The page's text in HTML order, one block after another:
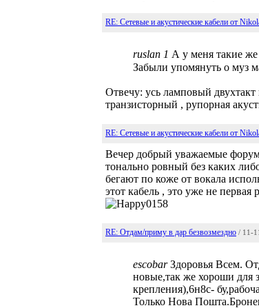
RE: Сетевые и акустические кабели от
ruslan 1 А у меня такие же
Забыли упомянуть о муз
Отвечу: усь ламповый
транзисторный , рупорная
RE: Сетевые и акустические кабели от
Вечер добрый уважаемые
тонально ровный без каких
бегают по коже от вокала
этот кабель , это уже не
RE: Отдам/приму в дар безвозмездно / 11-
escobarЗдоровья Всем.
новые,так же хороши для
крепления),6н8с-
Только Нова